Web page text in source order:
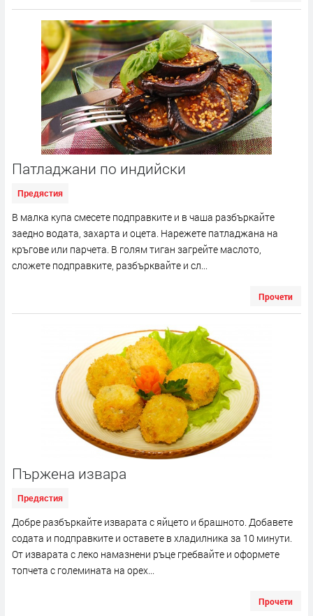
Патладжани по индийски
Предястия
В малка купа смесете подправките и в чаша разбъркайте
заедно водата, захарта и оцета. Нарежете патладжана на
кръгове или парчета. В голям тиган загрейте маслото,
сложете подправките, разбърквайте и сл...
Прочети
Пържена извара
Предястия
Добре разбъркайте изварата с яйцето и брашното. Добавете
содата и подправките и оставете в хладилника за 10 минути.
От изварата с леко намазнени ръце гребвайте и оформете
топчета с големината на орех...
Прочети